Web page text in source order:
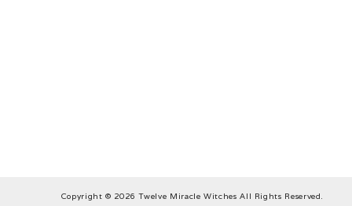
Copyright © 2026 Twelve Miracle Witches All Rights Reserved.